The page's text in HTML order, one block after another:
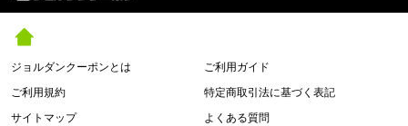
ジョルダンクーポンとは
ご利用ガイド
ご利用規約
特定商取引法に基づく表記
サイトマップ
よくある質問